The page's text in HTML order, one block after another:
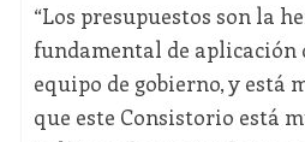
“Los presupuestos son la
fundamental de aplicación
equipo de gobierno, y está
que este Consistorio está